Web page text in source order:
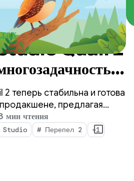
Quail 2
с
интеллекта
теперь стабильна и готова
предлагая
благодаря
рабочим процессам,
утечек памяти и
мин чтения
Studio # Перепел 2 +1